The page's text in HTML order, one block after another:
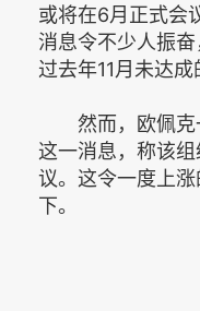
或将在6月正式会
消息令不少人振
过去年11月未达成
然而，欧佩克
这一消息，称该
议。这令一度上
下。